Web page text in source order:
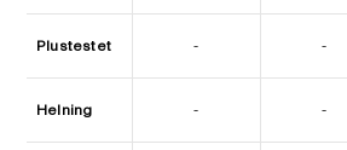
Plustestet - -
Helning - -